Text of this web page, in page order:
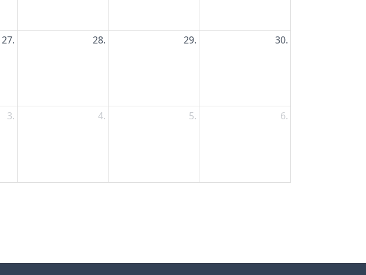
27. 28. 29. 30.
3. 4. 5. 6.